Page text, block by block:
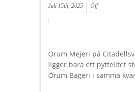
Juli 15th, 2025 Off
Örum Mejeri på
ligger bara ett pyttelitet
Örum Bageri i samma